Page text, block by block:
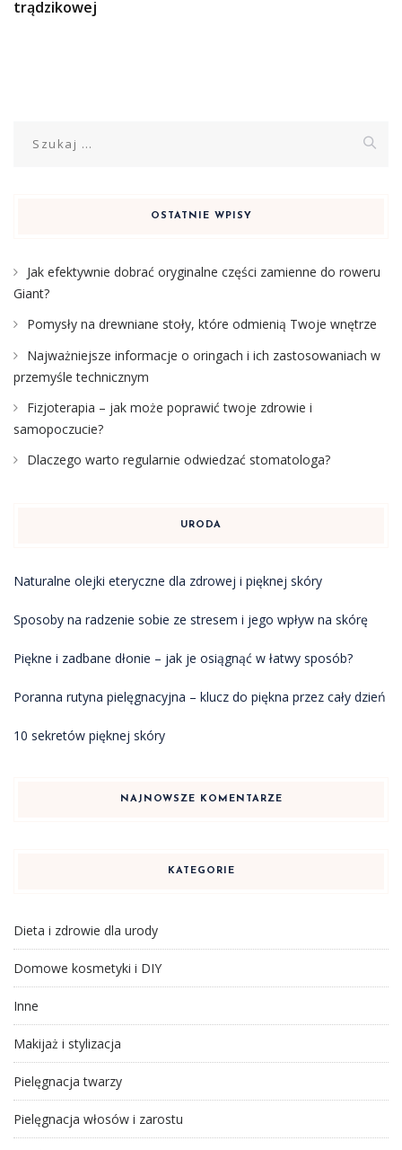
trądzikowej
OSTATNIE WPISY
Jak efektywnie dobrać oryginalne części zamienne do roweru
Giant?
Pomysły na drewniane stoły, które odmienią Twoje wnętrze
Najważniejsze informacje o oringach i ich zastosowaniach w
przemyśle technicznym
Fizjoterapia – jak może poprawić twoje zdrowie i
samopoczucie?
Dlaczego warto regularnie odwiedzać stomatologa?
URODA
Naturalne olejki eteryczne dla zdrowej i pięknej skóry
Sposoby na radzenie sobie ze stresem i jego wpływ na skórę
Piękne i zadbane dłonie – jak je osiągnąć w łatwy sposób?
Poranna rutyna pielęgnacyjna – klucz do piękna przez cały dzień
10 sekretów pięknej skóry
NAJNOWSZE KOMENTARZE
KATEGORIE
Dieta i zdrowie dla urody
Domowe kosmetyki i DIY
Inne
Makijaż i stylizacja
Pielęgnacja twarzy
Pielęgnacja włosów i zarostu